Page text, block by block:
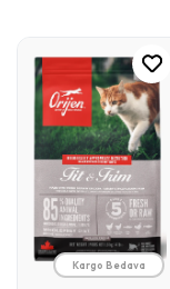
Kargo Bedava